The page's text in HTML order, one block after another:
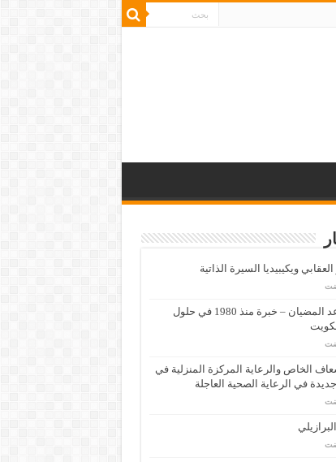
ويكيبيديا السيرة الذاتية
شركة مصاعد المضيان – خبرة منذ 1980 في حلول
الخاص والرعاية المركزة المنزلية في
في الرعاية الصحية العاجلة